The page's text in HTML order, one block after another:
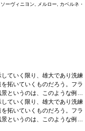
ーヴィニヨン, メルロー, カベルネ・
ていく限り、雄大であり洗練
拓いていくものだろう。フラ
というのは、このような例外
組成で高く評価され、褒め称
である。
この傑作には、風景で想像可
画に似たこの比類なき芸術作
ペアになる価値がある。
ていく限り、雄大であり洗練
拓いていくものだろう。フラ
というのは、このような例外